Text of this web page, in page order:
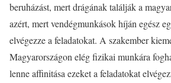
beruházást, mert drágának találják a
azért, mert vendégmunkások híján egész
elvégezze a feladatokat. A szakember
Magyarországon elég fizikai munkára
lenne affinitása ezeket a feladatokat